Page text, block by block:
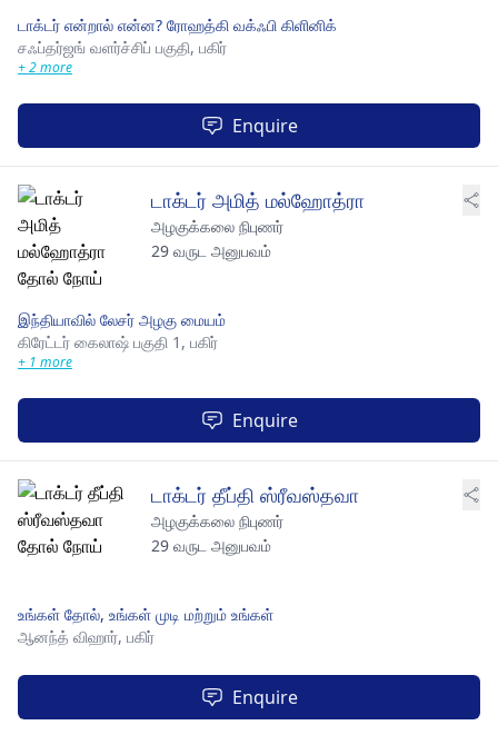
டாக்டர் என்றால் என்ன? ரோஹத்கி வக்ஃபி கிளினிக்
சஃப்தர்ஜங் வளர்ச்சிப் பகுதி, பகிர்
+ 2 more
Enquire
டாக்டர் அமித் மல்ஹோத்ரா
அழகுக்கலை நிபுணர்
29 வருட அனுபவம்
இந்தியாவில் லேசர் அழகு மையம்
கிரேட்டர் கைலாஷ் பகுதி 1, பகிர்
+ 1 more
Enquire
டாக்டர் தீப்தி ஸ்ரீவஸ்தவா
அழகுக்கலை நிபுணர்
29 வருட அனுபவம்
உங்கள் தோல், உங்கள் முடி மற்றும் உங்கள்
ஆனந்த் விஹார், பகிர்
Enquire